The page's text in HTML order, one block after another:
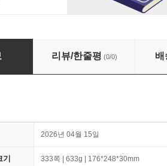
칸유럽 들여다보기
리뷰/한줄평 (0/0) 배
2026년 04월 15일
333쪽 | 633g | 176*248*30mm